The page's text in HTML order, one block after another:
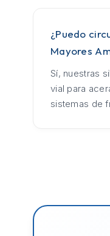
¿Puedo
Mayores
Sí, nuestras
vial para
sistemas de